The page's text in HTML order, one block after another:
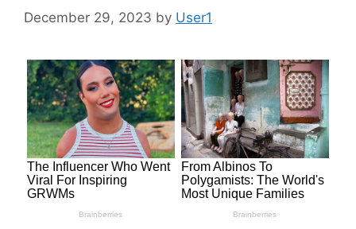
December 29, 2023 by User1